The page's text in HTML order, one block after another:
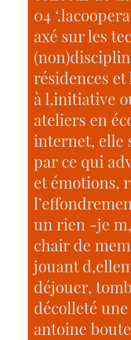
04
axé sur les
résidences
à l,initiative
ateliers en
internet, elle
par ce qui
et émotions,
un rien -je
chair de
jouant
déjouer,
décolleté
antoine